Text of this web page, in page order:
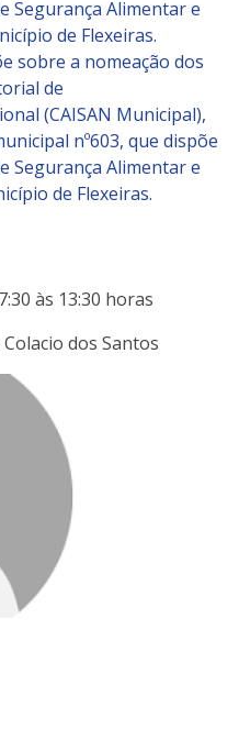
Segurança Alimentar e
de Flexeiras.
sobre a nomeação dos
de
(CAISAN Municipal),
nº603, que dispõe
Segurança Alimentar e
de Flexeiras.
às 13:30 horas
dos Santos